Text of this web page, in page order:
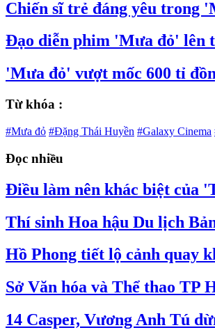
Chiến sĩ trẻ đáng yêu trong
Đạo diễn phim 'Mưa đỏ' lên
'Mưa đỏ' vượt mốc 600 tỉ
Từ khóa :
#Mưa đỏ #Đặng Thái Huyền #Galaxy Cinema
Đọc nhiều
Điều làm nên khác biệt của
Thí sinh Hoa hậu Du lịch
Hồ Phong tiết lộ cảnh quay
Sở Văn hóa và Thể thao TP
14 Casper, Vương Anh Tú